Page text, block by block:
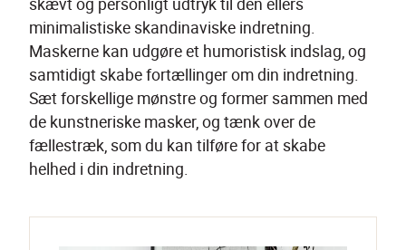
minimalistiske skandinaviske indretning.
Maskerne kan udgøre et humoristisk indslag, og
samtidigt skabe fortællinger om din indretning.
Sæt forskellige mønstre og former sammen med
de kunstneriske masker, og tænk over de
fællestræk, som du kan tilføre for at skabe
helhed i din indretning.